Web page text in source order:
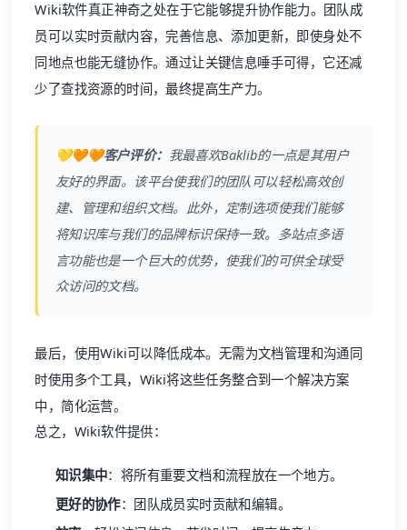
Wiki软件真正神奇之处在于它能够提升协作能力。团队成
员可以实时贡献内容，完善信息、添加更新，即使身处不
同地点也能无缝协作。通过让关键信息唾手可得，它还减
少了查找资源的时间，最终提高生产力。
💛🧡🧡客户评价： 我最喜欢Baklib的一点是其用户
友好的界面。该平台使我们的团队可以轻松高效创
建、管理和组织文档。此外，定制选项使我们能够
将知识库与我们的品牌标识保持一致。多站点多语
言功能也是一个巨大的优势，使我们的可供全球受
众访问的文档。
最后，使用Wiki可以降低成本。无需为文档管理和沟通同
时使用多个工具，Wiki将这些任务整合到一个解决方案
中，简化运营。
总之，Wiki软件提供：
知识集中：将所有重要文档和流程放在一个地方。
更好的协作：团队成员实时贡献和编辑。